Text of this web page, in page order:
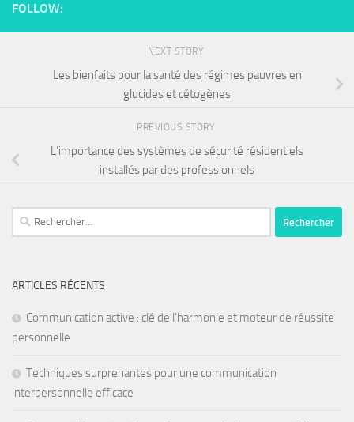
FOLLOW:
NEXT STORY
Les bienfaits pour la santé des régimes pauvres en
glucides et cétogènes
PREVIOUS STORY
L’importance des systèmes de sécurité résidentiels
installés par des professionnels
ARTICLES RÉCENTS
Communication active : clé de l’harmonie et moteur de réussite
personnelle
Techniques surprenantes pour une communication
interpersonnelle efficace